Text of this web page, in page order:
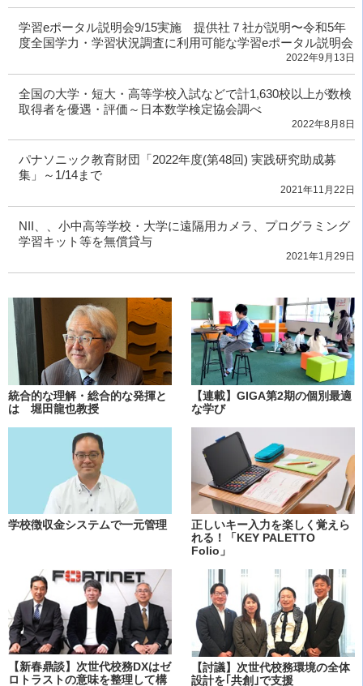
学習eポータル説明会9/15実施 提供社７社が説明〜令和5年
度全国学力・学習状況調査に利用可能な学習eポータル説明会
2022年9月13日
全国の大学・短大・高等学校入試などで計1,630校以上が数検
取得者を優遇・評価～日本数学検定協会調べ
2022年8月8日
パナソニック教育財団「2022年度(第48回) 実践研究助成募
集」～1/14まで
2021年11月22日
NII、、小中高等学校・大学に遠隔用カメラ、プログラミング
学習キット等を無償貸与
2021年1月29日
統合的な理解・総合的な発揮と
は 堀田龍也教授
【連載】GIGA第2期の個別最適
な学び
学校徴収金システムで一元管理
正しいキー入力を楽しく覚えら
れる！「KEY PALETTO
Folio」
【新春鼎談】次世代校務DXはゼ
ロトラストの意味を整理して構
【討議】次世代校務環境の全体
設計を｢共創｣で支援